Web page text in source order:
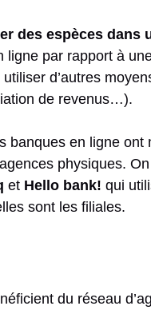
des espèces dans
ligne par rapport à
d’autres
de revenus…).
banques en ligne ont
physiques.
et Hello bank! qui
sont les filiales.
du réseau